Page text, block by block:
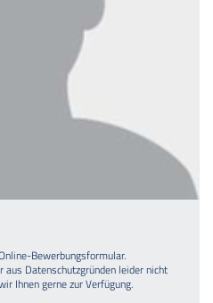
Bewerbungsformular.
Datenschutzgründen leider nicht
Ihnen gerne zur Verfügung.